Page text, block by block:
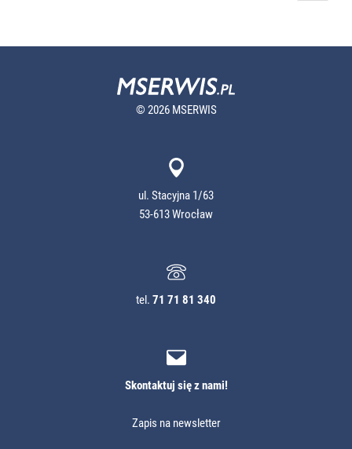
© 2026 MSERWIS
ul. Stacyjna 1/63
53-613 Wrocław
tel. 71 71 81 340
Skontaktuj się z nami!
Zapis na newsletter